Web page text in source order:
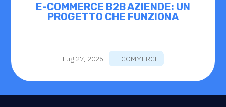
E-COMMERCE B2B AZIENDE: UN
PROGETTO CHE FUNZIONA
Lug 27, 2026 | E-COMMERCE